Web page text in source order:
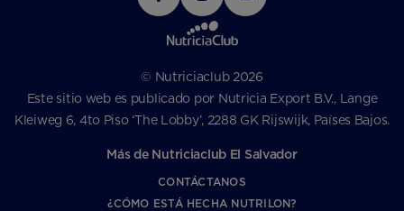
© Nutriciaclub 2026
Este sitio web es publicado por Nutricia Export B.V., Lange
Kleiweg 6, 4to Piso ‘The Lobby’, 2288 GK Rijswijk, Países Bajos.
Más de Nutriciaclub El Salvador
CONTÁCTANOS
¿CÓMO ESTÁ HECHA NUTRILON?